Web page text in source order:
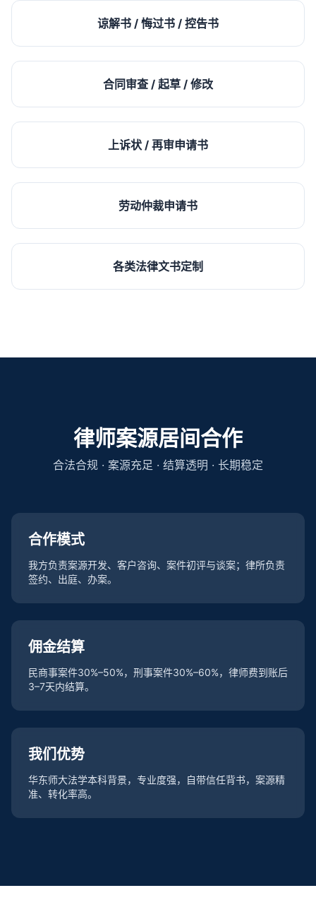
谅解书 / 悔过书 / 控告书
合同审查 / 起草 / 修改
上诉状 / 再审申请书
劳动仲裁申请书
各类法律文书定制
律师案源居间合作
合法合规 · 案源充足 · 结算透明 · 长期稳定
合作模式
我方负责案源开发、客户咨询、案件初评与谈案；律所负责
签约、出庭、办案。
佣金结算
民商事案件30%–50%，刑事案件30%–60%，律师费到账后
3–7天内结算。
我们优势
华东师大法学本科背景，专业度强，自带信任背书，案源精
准、转化率高。